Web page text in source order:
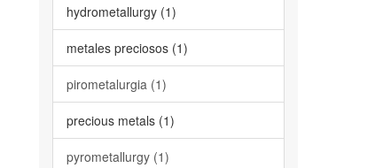
hydrometallurgy (1)
metales preciosos (1)
pirometalurgia (1)
precious metals (1)
pyrometallurgy (1)